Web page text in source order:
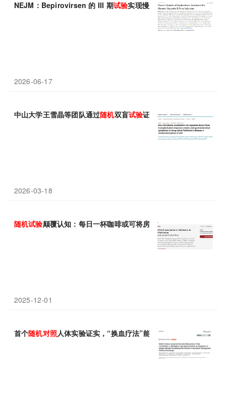
NEJM：Bepirovirsen 的 III 期试验实现慢性乙肝功能性治愈
2026-06-17
中山大学王雪晶等团队通过随机双盲试验证实，重复粪便微生物移
2026-03-18
随机试验颠覆认知：每日一杯咖啡或可将房颤复发风险降低近40%
2025-12-01
首个随机对照人体实验证实，“换血疗法”能够逆转衰老，3个月治